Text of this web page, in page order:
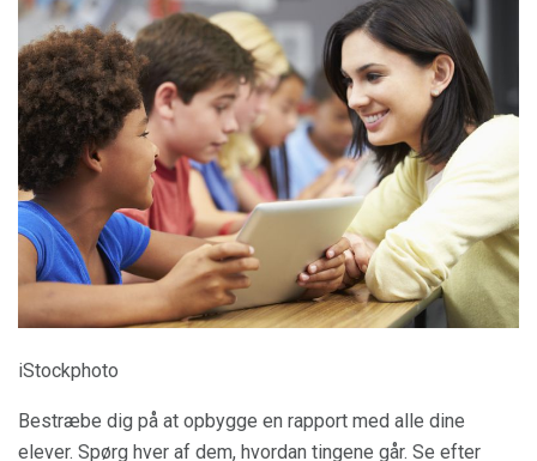
iStockphoto
Bestræbe dig på at opbygge en rapport med alle dine
elever. Spørg hver af dem, hvordan tingene går. Se efter